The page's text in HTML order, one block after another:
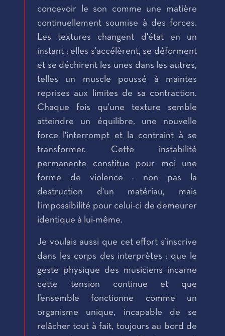
concevoir le son comme une matière
continuellement soumise à des forces.
Les textures changent d'état en un
instant ; elles s'accélèrent, se déforment
et se déchirent les unes dans les autres,
telles un muscle poussé à maintes
reprises aux limites de sa contraction.
Chaque fois qu'une texture semble
atteindre un équilibre, une nouvelle
force l'interrompt et la contraint à se
transformer. Cette instabilité
permanente constitue pour moi une
forme de violence - non pas la
destruction d'un matériau, mais
l'impossibilité pour celui-ci de demeurer
identique à lui-même.
Je voulais aussi que cet effort s’inscrive
dans les corps des interprètes : que le
geste physique des musiciens incarne
cette tension continue et que
l’ensemble fonctionne comme un
organisme unique, incapable de se
relâcher tout à fait, toujours au bord de